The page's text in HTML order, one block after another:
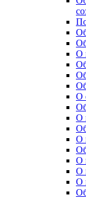
О
О
О
О
О
О
О